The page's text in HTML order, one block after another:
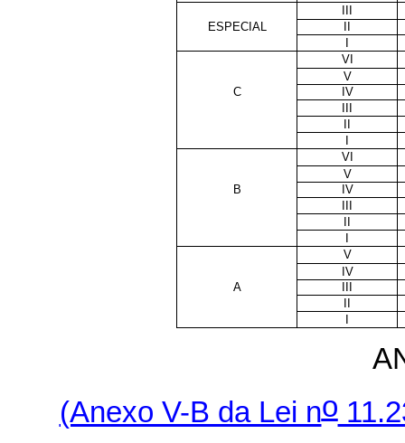
ESPECIAL
VI
V
C
IV
VI
V
B
IV
V
IV
A
(Anexo V-B da Lei no